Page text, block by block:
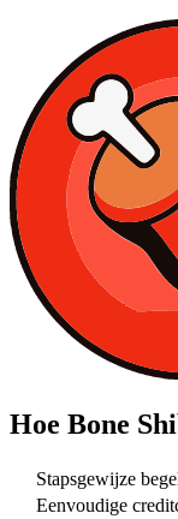
Hoe Bone
Stapsgewijze
Eenvoudige